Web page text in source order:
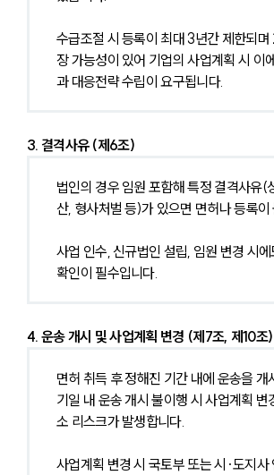
수급조절 시 등록이 최대 3년간 제한되며
장 가능성이 있어 기업의 사업계획 시 이
과 대응전략 수립이 요구됩니다.
3. 결격사유 (제6조)
법인의 경우 임원 포함해 특정 결격사유(
산, 형사처벌 등)가 있으면 면허나 등록이
사업 인수, 신규법인 설립, 임원 변경 시
확인이 필수입니다.
4. 운송 개시 및 사업계획 변경 (제7조, 제10조)
면허 취득 후 정해진 기간 내에 운송을 개
기일 내 운송 개시 불이행 시 사업계획 변
소 리스크가 발생합니다.
사업계획 변경 시 국토부 또는 시·도지사